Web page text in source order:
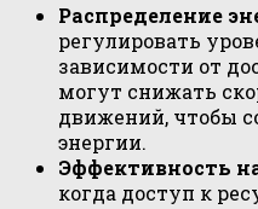
Распределение
регулировать
зависимости от
могут снижать
движений, чтобы
энергии.
Эффективность
когда доступ к